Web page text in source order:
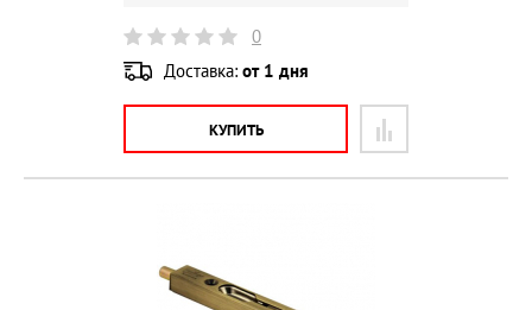
0
Доставка: от 1 дня
КУПИТЬ